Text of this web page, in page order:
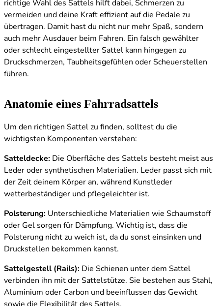
richtige Wahl des Sattels hilft dabei, Schmerzen zu
vermeiden und deine Kraft effizient auf die Pedale zu
übertragen. Damit hast du nicht nur mehr Spaß, sondern
auch mehr Ausdauer beim Fahren. Ein falsch gewählter
oder schlecht eingestellter Sattel kann hingegen zu
Druckschmerzen, Taubheitsgefühlen oder Scheuerstellen
führen.
Anatomie eines Fahrradsattels
Um den richtigen Sattel zu finden, solltest du die
wichtigsten Komponenten verstehen:
Satteldecke: Die Oberfläche des Sattels besteht meist aus
Leder oder synthetischen Materialien. Leder passt sich mit
der Zeit deinem Körper an, während Kunstleder
wetterbeständiger und pflegeleichter ist.
Polsterung: Unterschiedliche Materialien wie Schaumstoff
oder Gel sorgen für Dämpfung. Wichtig ist, dass die
Polsterung nicht zu weich ist, da du sonst einsinken und
Druckstellen bekommen kannst.
Sattelgestell (Rails): Die Schienen unter dem Sattel
verbinden ihn mit der Sattelstütze. Sie bestehen aus Stahl,
Aluminium oder Carbon und beeinflussen das Gewicht
sowie die Flexibilität des Sattels.